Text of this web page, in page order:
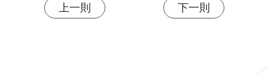
上一則 下一則